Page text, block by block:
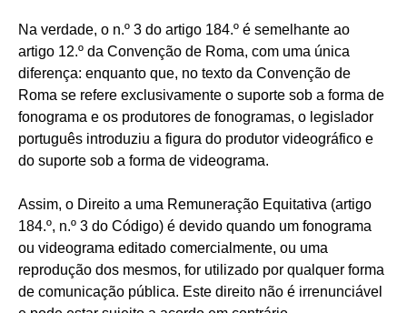
Na verdade, o n.º 3 do artigo 184.º é semelhante ao
artigo 12.º da Convenção de Roma, com uma única
diferença: enquanto que, no texto da Convenção de
Roma se refere exclusivamente o suporte sob a forma de
fonograma e os produtores de fonogramas, o legislador
português introduziu a figura do produtor videográfico e
do suporte sob a forma de videograma.
Assim, o Direito a uma Remuneração Equitativa (artigo
184.º, n.º 3 do Código) é devido quando um fonograma
ou videograma editado comercialmente, ou uma
reprodução dos mesmos, for utilizado por qualquer forma
de comunicação pública. Este direito não é irrenunciável